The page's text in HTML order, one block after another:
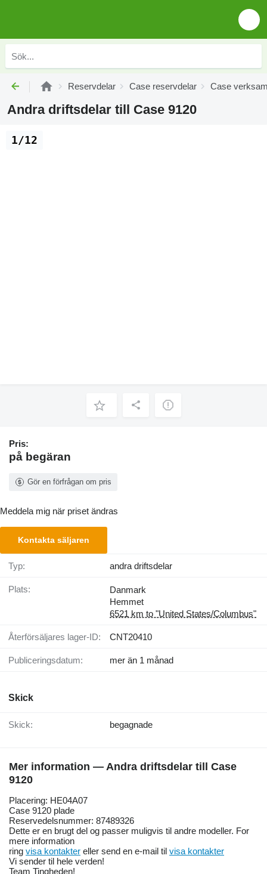
Reservdelar Case reservdelar Case
Andra driftsdelar till Case 9120
1/12
Pris:
på begäran
Gör en förfrågan om pris
Meddela mig när priset ändras
Kontakta säljaren
Typ: andra driftsdelar
Plats:
Danmark
Hemmet
6521 km to "United States/Columbus"
Återförsäljares lager-ID: CNT20410
Publiceringsdatum: mer än 1 månad
Skick
Skick: begagnade
Mer information — Andra driftsdelar till Case
9120
Placering: HE04A07
Case 9120 plade
Reservedelsnummer: 87489326
Dette er en brugt del og passer muligvis til andre modeller. For
mere information
ring visa kontakter eller send en e-mail til visa kontakter
Vi sender til hele verden!
Team Tingheden!